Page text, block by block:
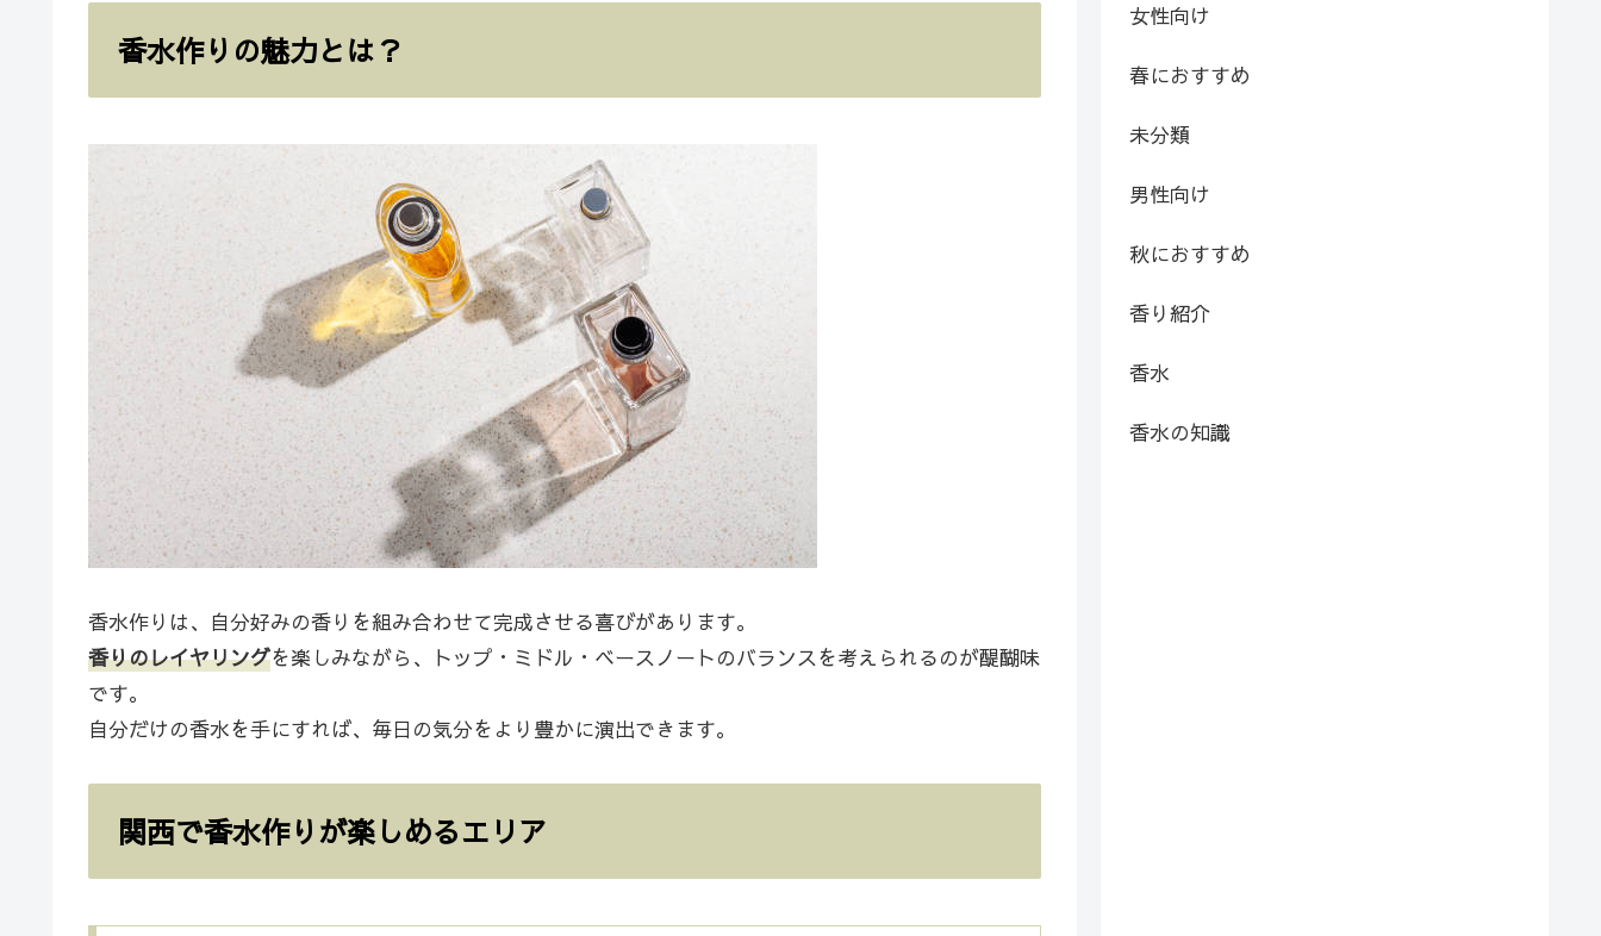
香水作りの魅力とは？
香水作りは、自分好みの香りを組み合わせて完成させる喜びがあります。
香りのレイヤリングを楽しみながら、トップ・ミドル・ベースノートのバランスを考えられるのが醍醐味
です。
自分だけの香水を手にすれば、毎日の気分をより豊かに演出できます。
関西で香水作りが楽しめるエリア
女性向け
春におすすめ
未分類
男性向け
秋におすすめ
香り紹介
香水
香水の知識